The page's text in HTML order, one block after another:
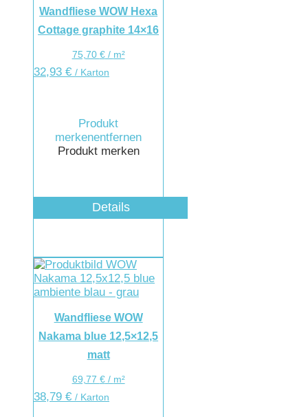
Wandfliese WOW Hexa
Cottage graphite 14×16
75,70 €/ m²
32,93 € / Karton
Produkt
merkenentfernen
Produkt merken
Details
Wandfliese WOW
Nakama blue 12,5×12,5
matt
69,77 €/ m²
38,79 € / Karton